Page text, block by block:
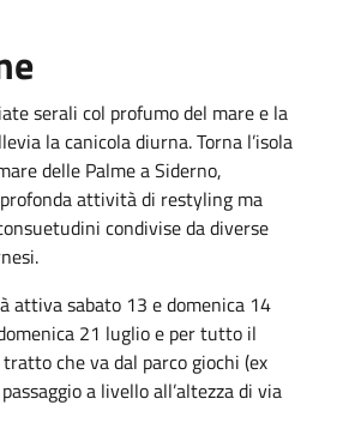
serali col profumo del mare e la
la canicola diurna. Torna l’isola
delle Palme a Siderno,
attività di restyling ma
condivise da diverse
attiva sabato 13 e domenica 14
21 luglio e per tutto il
che va dal parco giochi (ex
a livello all’altezza di via